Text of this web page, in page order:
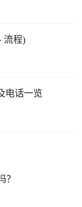
流程)
电话一览
？